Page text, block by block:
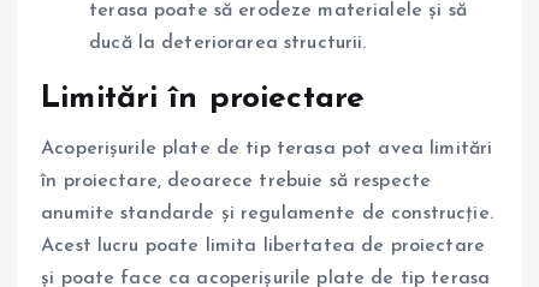
terasa poate să erodeze materialele și să
ducă la deteriorarea structurii.
Limitări în proiectare
Acoperișurile plate de tip terasa pot avea limitări
în proiectare, deoarece trebuie să respecte
anumite standarde și regulamente de construcție.
Acest lucru poate limita libertatea de proiectare
și poate face ca acoperișurile plate de tip terasa